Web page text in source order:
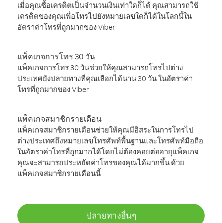
เมื่อคุณซื้อเครดิตเป็นจำนวนเงินเท่าใดก็ได้ คุณสามารถใช้
เครดิตของคุณเพื่อโทรไปยังหมายเลขใดก็ได้ในโลกนี้ใน
อัตราค่าโทรที่ถูกมากของ Viber
แพ็คเกจการโทร 30 วัน
แพ็คเกจการโทร 30 วันช่วยให้คุณสามารถโทรไปต่าง
ประเทศยังปลายทางที่คุณเลือกได้นาน 30 วัน ในอัตราค่า
โทรที่ถูกมากของ Viber
แพ็คเกจสมาชิกรายเดือน
แพ็คเกจสมาชิกรายเดือนช่วยให้คุณมีอิสระในการโทรไป
ต่างประเทศถึงหมายเลขโทรศัพท์พื้นฐานและโทรศัพท์มือถือ
ในอัตราค่าโทรที่ถูกมากได้โดยไม่ต้องคอยต่ออายุแพ็คเกจ
คุณจะสามารถประหยัดค่าโทรของคุณได้มากขึ้น ด้วย
แพ็คเกจสมาชิกรายเดือนนี้
ปลายทางอื่นๆ